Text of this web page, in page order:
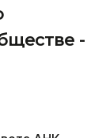
-